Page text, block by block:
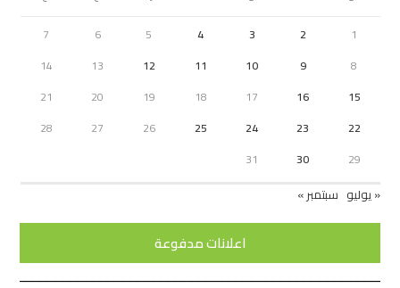
1
2
3
4
5
6
7
8
9
10
11
12
13
14
15
16
17
18
19
20
21
22
23
24
25
26
27
28
29
30
31
« يوليو سبتمبر »
اعلانات مدفوعة